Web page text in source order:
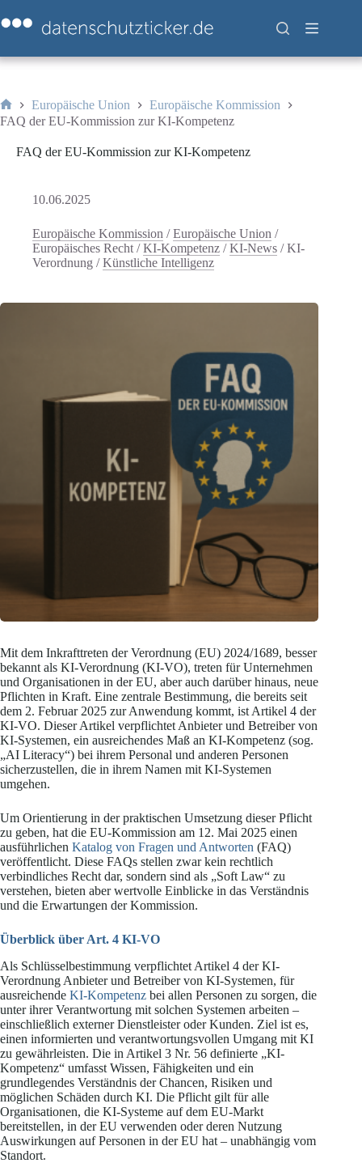
Inhalt
springen
Start
Europäische Union
Europäische Kommission
FAQ der EU-Kommission zur KI-Kompetenz
FAQ der EU-Kommission zur KI-Kompetenz
10.06.2025
Europäische Kommission /Europäische Union /
Europäisches Recht /KI-Kompetenz /KI-News /KI-
Verordnung /Künstliche Intelligenz
Mit dem Inkrafttreten der Verordnung (EU) 2024/1689, besser
bekannt als KI-Verordnung (KI-VO), treten für Unternehmen
und Organisationen in der EU, aber auch darüber hinaus, neue
Pflichten in Kraft. Eine zentrale Bestimmung, die bereits seit
dem 2. Februar 2025 zur Anwendung kommt, ist Artikel 4 der
KI-VO. Dieser Artikel verpflichtet Anbieter und Betreiber von
KI-Systemen, ein ausreichendes Maß an KI-Kompetenz (sog.
„AI Literacy“) bei ihrem Personal und anderen Personen
sicherzustellen, die in ihrem Namen mit KI-Systemen
umgehen.
Um Orientierung in der praktischen Umsetzung dieser Pflicht
zu geben, hat die EU-Kommission am 12. Mai 2025 einen
ausführlichen Katalog von Fragen und Antworten (FAQ)
veröffentlicht. Diese FAQs stellen zwar kein rechtlich
verbindliches Recht dar, sondern sind als „Soft Law“ zu
verstehen, bieten aber wertvolle Einblicke in das Verständnis
und die Erwartungen der Kommission.
Überblick über Art. 4 KI-VO
Als Schlüsselbestimmung verpflichtet Artikel 4 der KI-
Verordnung Anbieter und Betreiber von KI-Systemen, für
ausreichende KI-Kompetenz bei allen Personen zu sorgen, die
unter ihrer Verantwortung mit solchen Systemen arbeiten –
einschließlich externer Dienstleister oder Kunden. Ziel ist es,
einen informierten und verantwortungsvollen Umgang mit KI
zu gewährleisten. Die in Artikel 3 Nr. 56 definierte „KI-
Kompetenz“ umfasst Wissen, Fähigkeiten und ein
grundlegendes Verständnis der Chancen, Risiken und
möglichen Schäden durch KI. Die Pflicht gilt für alle
Organisationen, die KI-Systeme auf dem EU-Markt
bereitstellen, in der EU verwenden oder deren Nutzung
Auswirkungen auf Personen in der EU hat – unabhängig vom
Standort.